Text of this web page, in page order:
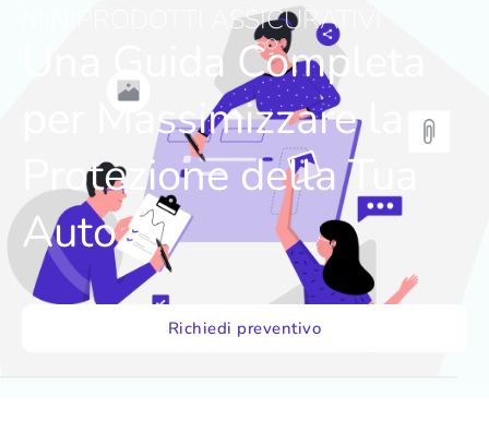
MINIPRODOTTI ASSICURATIVI
Una Guida Completa
per Massimizzare la
Protezione della Tua
Auto
Richiedi preventivo